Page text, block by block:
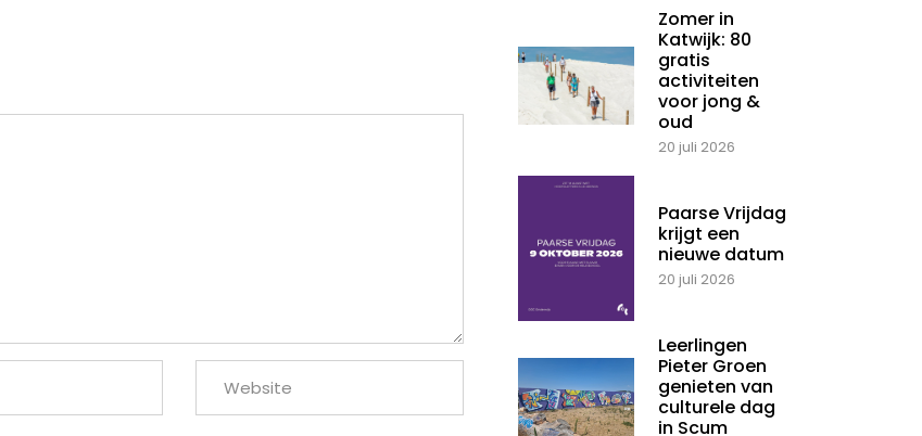
Zomer in
Katwijk: 80
gratis
activiteiten
voor jong &
oud
20 juli 2026
Paarse Vrijdag
krijgt een
nieuwe datum
20 juli 2026
Leerlingen
Pieter Groen
genieten van
culturele dag
in Scum